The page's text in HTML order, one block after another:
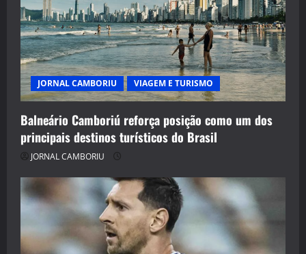
JORNAL CAMBORIU VIAGEM E TURISMO
Balneário Camboriú reforça posição como um dos
principais destinos turísticos do Brasil
JORNAL CAMBORIU